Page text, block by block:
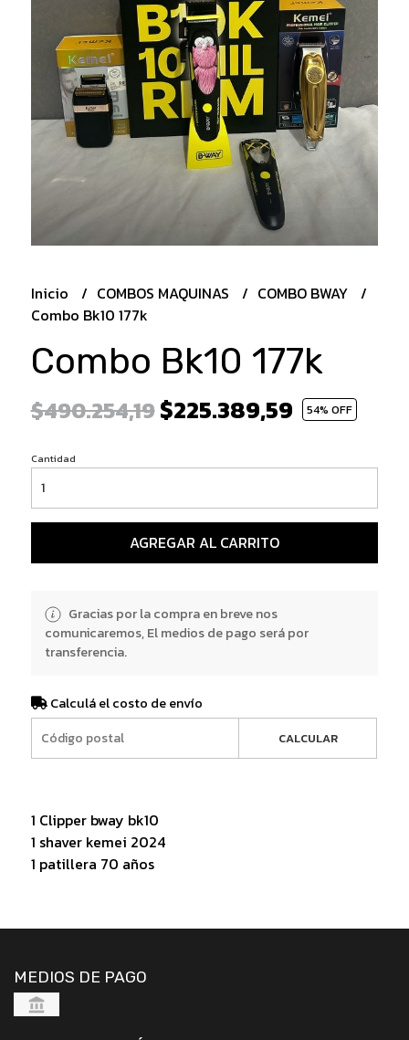
Inicio COMBOS MAQUINAS
COMBO BWAY
Combo Bk10 177k
Combo Bk10 177k
$490.254,19$225.389,59 54% OFF
Cantidad
AGREGAR AL CARRITO
Gracias por la compra en breve nos
comunicaremos, El medios de pago será por
transferencia.
Calculá el costo de envío
CALCULAR
1 Clipper bway bk10
1 shaver kemei 2024
1 patillera 70 años
MEDIOS DE PAGO